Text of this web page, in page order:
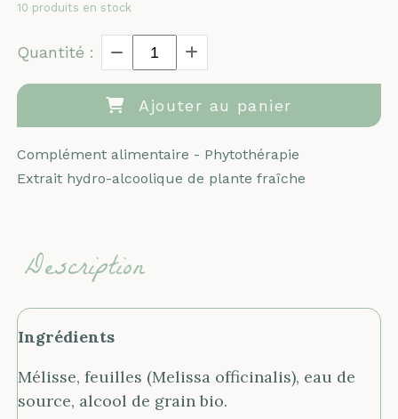
10 produits en stock
Quantité :
Ajouter au panier
Complément alimentaire - Phytothérapie
Extrait hydro-alcoolique de plante fraîche
Description
Ingrédients
Mélisse, feuilles (Melissa officinalis), eau de
source, alcool de grain bio.